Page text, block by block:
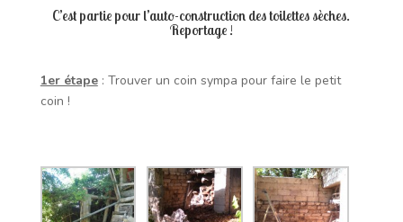
C’est partie pour l’auto-construction des toilettes sèches.
Reportage !
1er étape: Trouver un coin sympa pour faire le petit
coin !